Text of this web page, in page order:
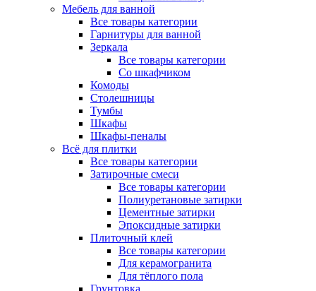
Мебель для ванной
Все товары категории
Гарнитуры для ванной
Зеркала
Все товары категории
Со шкафчиком
Комоды
Столешницы
Тумбы
Шкафы
Шкафы-пеналы
Всё для плитки
Все товары категории
Затирочные смеси
Все товары категории
Полиуретановые затирки
Цементные затирки
Эпоксидные затирки
Плиточный клей
Все товары категории
Для керамогранита
Для тёплого пола
Грунтовка